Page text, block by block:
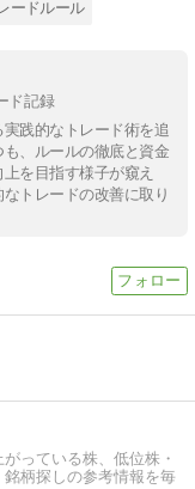
ードルール
ド記録
践的なトレード術を追
、ルールの徹底と資金
を目指す様子が窺え
トレードの改善に取り
っている株、低位株・
柄探しの参考情報を毎